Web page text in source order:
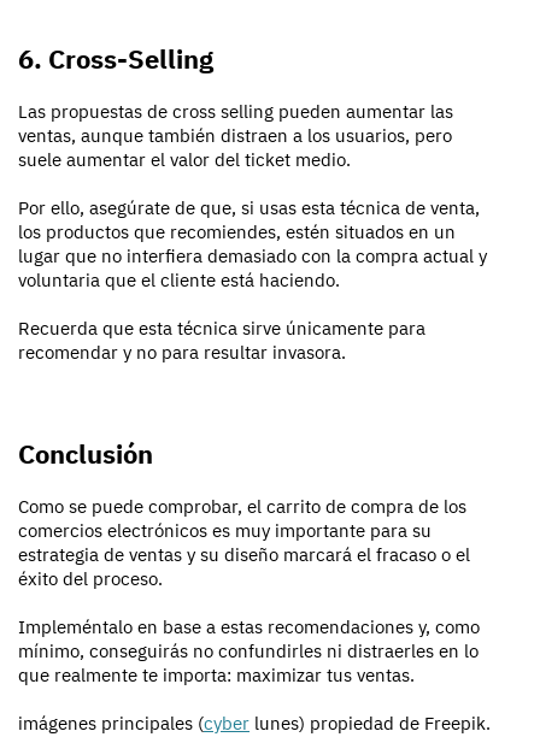
6. Cross-Selling
Las propuestas de cross selling pueden aumentar las
ventas, aunque también distraen a los usuarios, pero
suele aumentar el valor del ticket medio.
Por ello, asegúrate de que, si usas esta técnica de venta,
los productos que recomiendes, estén situados en un
lugar que no interfiera demasiado con la compra actual y
voluntaria que el cliente está haciendo.
Recuerda que esta técnica sirve únicamente para
recomendar y no para resultar invasora.
Conclusión
Como se puede comprobar, el carrito de compra de los
comercios electrónicos es muy importante para su
estrategia de ventas y su diseño marcará el fracaso o el
éxito del proceso.
Impleméntalo en base a estas recomendaciones y, como
mínimo, conseguirás no confundirles ni distraerles en lo
que realmente te importa: maximizar tus ventas.
imágenes principales (cyber lunes) propiedad de Freepik.